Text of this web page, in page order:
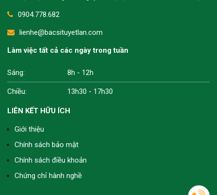
0904.778.682
lienhe@bacsituyetlan.com
Làm việc tất cả các ngày trong tuần
Sáng: 8h - 12h
Chiều: 13h30 - 17h30
LIÊN KẾT HỮU ÍCH
Giới thiệu
Chính sách bảo mật
Chính sách điều khoản
Chứng chỉ hành nghề